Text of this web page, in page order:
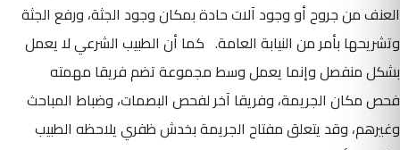
العنف من جروح أو وجود آلات حادة بمكان وجود الجثة، ورفع الجثة
وتشريحها بأمر من النيابة العامة. كما أن الطبيب الشرعي لا يعمل
بشكل منفصل وإنما يعمل وسط مجموعة تضم فريقا مهمته
فحص مكان الجريمة، وفريقا آخر لفحص البصمات، وضباط المباحث
وغيرهم، وقد يتعلق مفتاح الجريمة بخدش ظفري يلاحظه الطبيب